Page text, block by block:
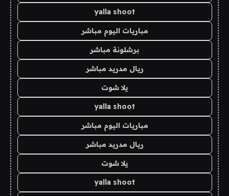
yalla shoot
مباريات اليوم مباشر
برشلونة مباشر
ريال مدريد مباشر
يلا شوت
yalla shoot
مباريات اليوم مباشر
ريال مدريد مباشر
يلا شوت
yalla shoot